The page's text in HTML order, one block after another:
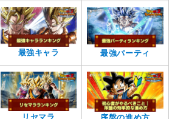
任務遂行
【発動リンク効果】
・気力+1
【一致するリンクスキル(
)】
卑怯者
【一致するカテゴリー(
3)】
恐怖の征服
宇宙をわたる戦士
最強キャラ 最強パーティ
リセマラ